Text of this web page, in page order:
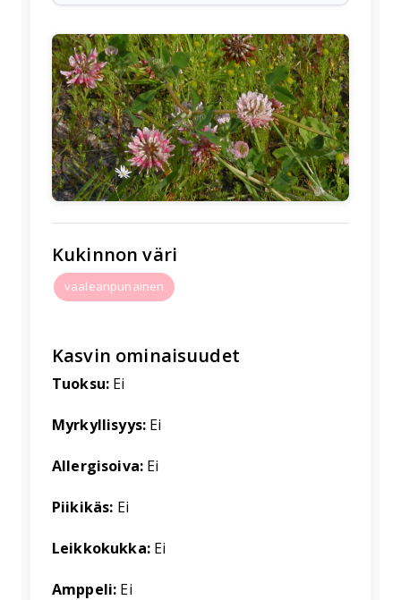
🌱
Kukinnon väri
vaaleanpunainen
Kasvin ominaisuudet
Tuoksu: Ei
Myrkyllisyys: Ei
Allergisoiva: Ei
Piikikäs: Ei
Leikkokukka: Ei
Amppeli: Ei